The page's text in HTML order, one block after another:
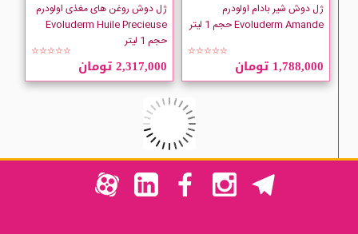
ژل دوش شیر بادام اولودرم
Evoluderm Amande حجم 1 لیتر
☆☆☆☆☆
1,788,000 تومان
ژل دوش روغن های مغذی اولودرم
Evoluderm Huile Precieuse
حجم 1 لیتر
☆☆☆☆☆
2,317,000 تومان